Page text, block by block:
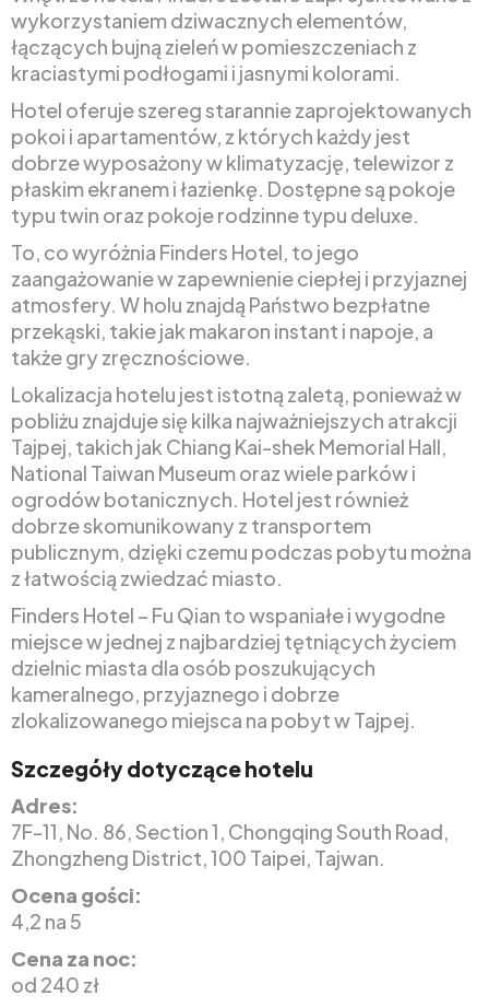
wykorzystaniem dziwacznych elementów,
łączących bujną zieleń w pomieszczeniach z
kraciastymi podłogami i jasnymi kolorami.
Hotel oferuje szereg starannie zaprojektowanych
pokoi i apartamentów, z których każdy jest
dobrze wyposażony w klimatyzację, telewizor z
płaskim ekranem i łazienkę. Dostępne są pokoje
typu twin oraz pokoje rodzinne typu deluxe.
To, co wyróżnia Finders Hotel, to jego
zaangażowanie w zapewnienie ciepłej i przyjaznej
atmosfery. W holu znajdą Państwo bezpłatne
przekąski, takie jak makaron instant i napoje, a
także gry zręcznościowe.
Lokalizacja hotelu jest istotną zaletą, ponieważ w
pobliżu znajduje się kilka najważniejszych atrakcji
Tajpej, takich jak Chiang Kai-shek Memorial Hall,
National Taiwan Museum oraz wiele parków i
ogrodów botanicznych. Hotel jest również
dobrze skomunikowany z transportem
publicznym, dzięki czemu podczas pobytu można
z łatwością zwiedzać miasto.
Finders Hotel – Fu Qian to wspaniałe i wygodne
miejsce w jednej z najbardziej tętniących życiem
dzielnic miasta dla osób poszukujących
kameralnego, przyjaznego i dobrze
zlokalizowanego miejsca na pobyt w Tajpej.
Szczegóły dotyczące hotelu
Adres:
7F-11, No. 86, Section 1, Chongqing South Road,
Zhongzheng District, 100 Taipei, Tajwan.
Ocena gości:
4,2 na 5
Cena za noc:
od 240 zł